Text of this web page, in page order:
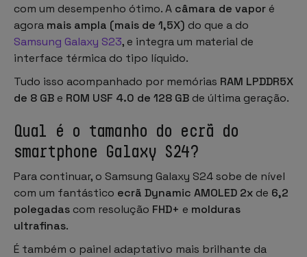
com um desempenho ótimo. A câmara de vapor é
agora mais ampla (mais de 1,5X) do que a do
Samsung Galaxy S23, e integra um material de
interface térmica do tipo líquido.
Tudo isso acompanhado por memórias RAM LPDDR5X
de 8 GB e ROM USF 4.0 de 128 GB de última geração.
Qual é o tamanho do ecrã do
smartphone Galaxy S24?
Para continuar, o Samsung Galaxy S24 sobe de nível
com um fantástico ecrã Dynamic AMOLED 2x de 6,2
polegadas com resolução FHD+ e molduras
ultrafinas.
É também o painel adaptativo mais brilhante da